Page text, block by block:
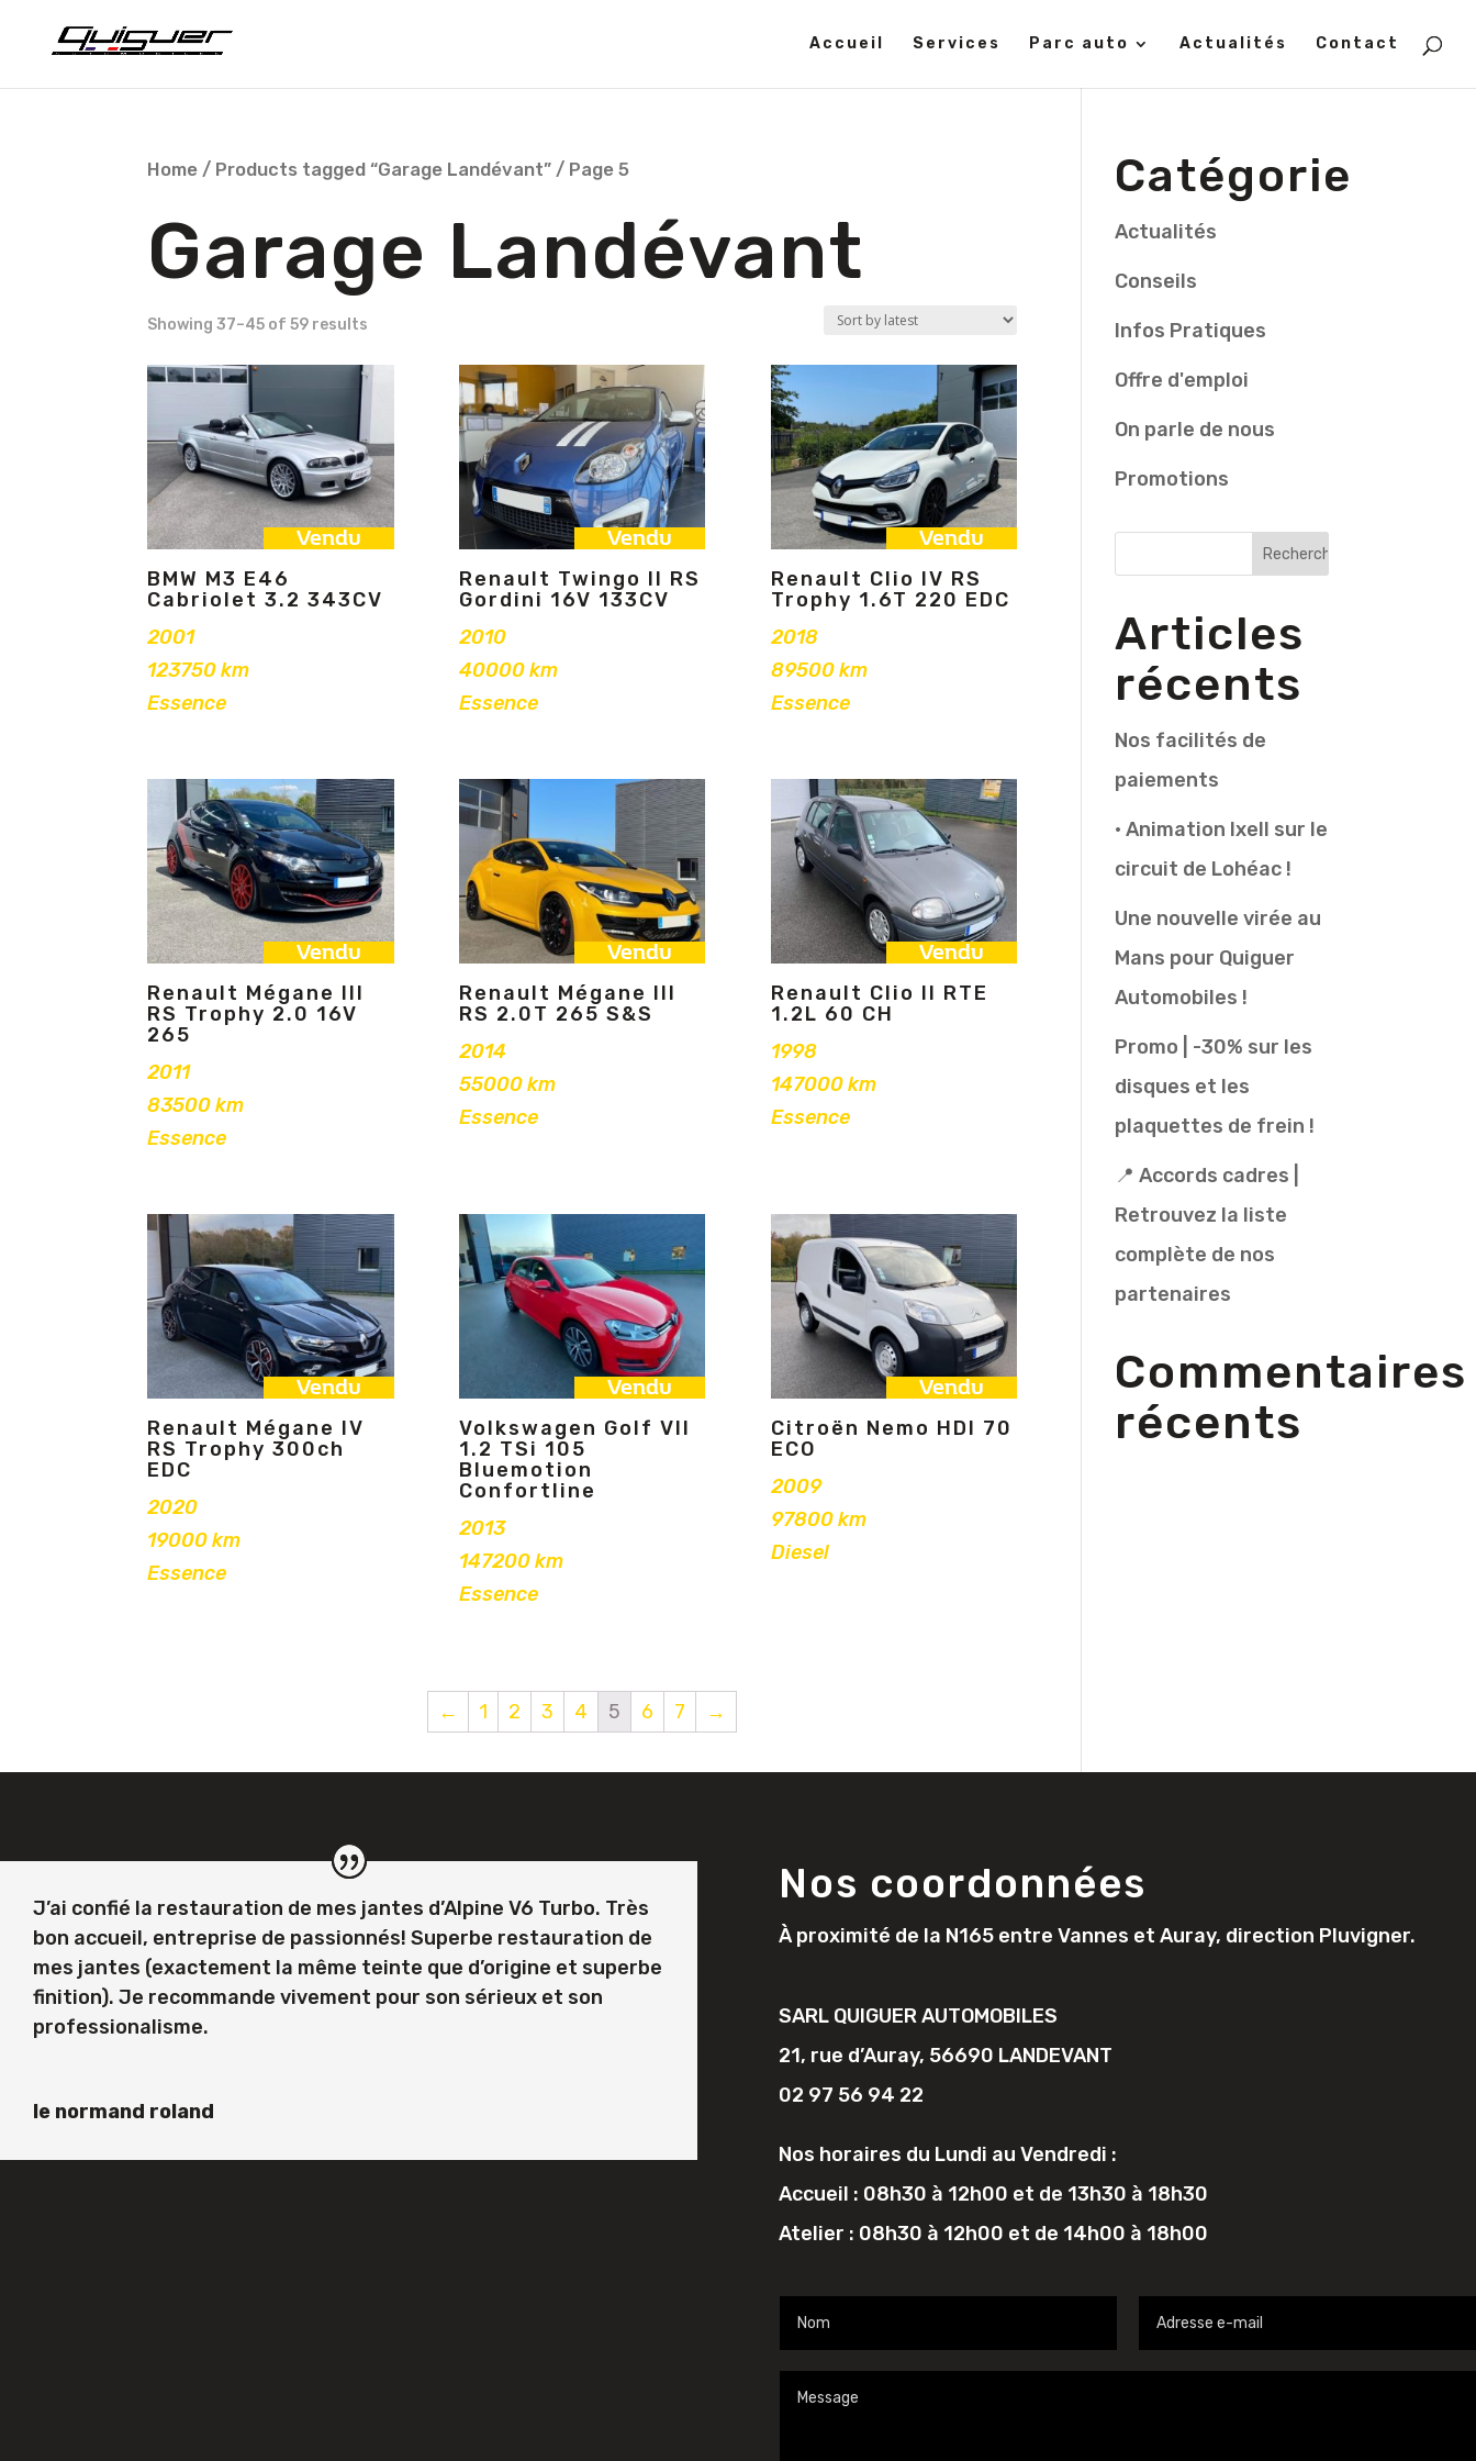
Accueil Services Parc auto Actualités Contact
Home / Products tagged “Garage Landévant” / Page 5
Garage Landévant
Showing 37–45 of 59 results
Vendu
BMW M3 E46
Cabriolet 3.2 343CV
2001
123750 km
Essence
Vendu
Renault Twingo II RS
Gordini 16V 133CV
2010
40000 km
Essence
Vendu
Renault Clio IV RS
Trophy 1.6T 220 EDC
2018
89500 km
Essence
Vendu
Renault Mégane III
RS Trophy 2.0 16V
265
2011
83500 km
Essence
Vendu
Renault Mégane III
RS 2.0T 265 S&S
2014
55000 km
Essence
Vendu
Renault Clio II RTE
1.2L 60 CH
1998
147000 km
Essence
Vendu
Renault Mégane IV
RS Trophy 300ch
EDC
2020
19000 km
Essence
Vendu
Volkswagen Golf VII
1.2 TSi 105
Bluemotion
Confortline
2013
147200 km
Essence
Vendu
Citroën Nemo HDI 70
ECO
2009
97800 km
Diesel
← 1 2 3 4 5 6 7 →
Catégorie
Actualités
Conseils
Infos Pratiques
Offre d'emploi
On parle de nous
Promotions
Articles
récents
Nos facilités de
paiements
• Animation Ixell sur le
circuit de Lohéac !
Une nouvelle virée au
Mans pour Quiguer
Automobiles !
Promo | -30% sur les
disques et les
plaquettes de frein !
📍 Accords cadres |
Retrouvez la liste
complète de nos
partenaires
Commentaires
récents
J’ai confié la restauration de mes jantes d’Alpine V6 Turbo. Très
bon accueil, entreprise de passionnés! Superbe restauration de
mes jantes (exactement la même teinte que d’origine et superbe
finition). Je recommande vivement pour son sérieux et son
professionalisme.
le normand roland
Nos coordonnées
À proximité de la N165 entre Vannes et Auray, direction Pluvigner.
SARL QUIGUER AUTOMOBILES
21, rue d’Auray, 56690 LANDEVANT
02 97 56 94 22
Nos horaires du Lundi au Vendredi :
Accueil : 08h30 à 12h00 et de 13h30 à 18h30
Atelier : 08h30 à 12h00 et de 14h00 à 18h00